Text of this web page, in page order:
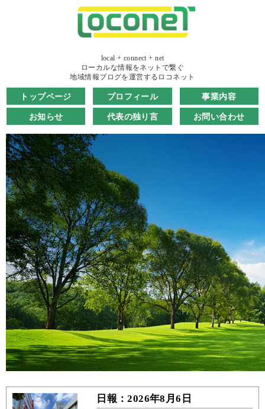
local + connect + net
ローカルな情報をネットで繋ぐ
地域情報ブログを運営するロコネット
トップページ プロフィール 事業内容
お知らせ 代表の独り言 お問い合わせ
日報：2026年8月6日